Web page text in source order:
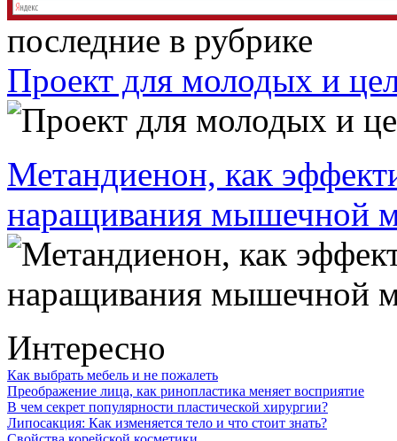
последние в рубрике
Проект для молодых и
Метандиенон, как
наращивания мышечной
Интересно
Как выбрать мебель и не пожалеть
Преображение лица, как ринопластика меняет восприятие
В чем секрет популярности пластической хирургии?
Липосакция: Как изменяется тело и что стоит знать?